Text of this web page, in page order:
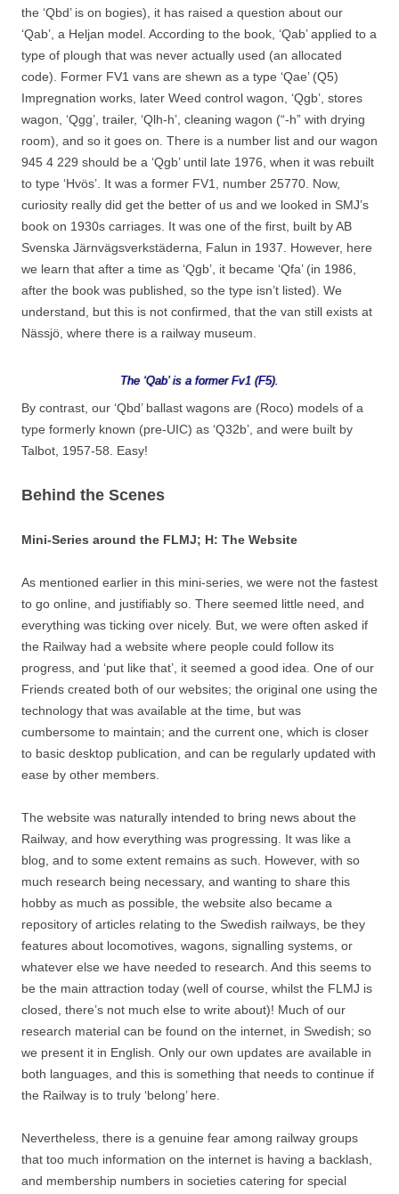
the ‘Qbd’ is on bogies), it has raised a question about our
‘Qab’, a Heljan model. According to the book, ‘Qab’ applied to a
type of plough that was never actually used (an allocated
code). Former FV1 vans are shewn as a type ‘Qae’ (Q5)
Impregnation works, later Weed control wagon, ‘Qgb’, stores
wagon, ‘Qgg’, trailer, ‘Qlh-h’, cleaning wagon (“-h” with drying
room), and so it goes on. There is a number list and our wagon
945 4 229 should be a ‘Qgb’ until late 1976, when it was rebuilt
to type ‘Hvös’. It was a former FV1, number 25770. Now,
curiosity really did get the better of us and we looked in SMJ’s
book on 1930s carriages. It was one of the first, built by AB
Svenska Järnvägsverkstäderna, Falun in 1937. However, here
we learn that after a time as ‘Qgb’, it became ‘Qfa’ (in 1986,
after the book was published, so the type isn’t listed). We
understand, but this is not confirmed, that the van still exists at
Nässjö, where there is a railway museum.
The ‘Qab’ is a former Fv1 (F5).
By contrast, our ‘Qbd’ ballast wagons are (Roco) models of a
type formerly known (pre-UIC) as ‘Q32b’, and were built by
Talbot, 1957-58. Easy!
Behind the Scenes
Mini-Series around the FLMJ; H: The Website
As mentioned earlier in this mini-series, we were not the fastest
to go online, and justifiably so. There seemed little need, and
everything was ticking over nicely. But, we were often asked if
the Railway had a website where people could follow its
progress, and ‘put like that’, it seemed a good idea. One of our
Friends created both of our websites; the original one using the
technology that was available at the time, but was
cumbersome to maintain; and the current one, which is closer
to basic desktop publication, and can be regularly updated with
ease by other members.
The website was naturally intended to bring news about the
Railway, and how everything was progressing. It was like a
blog, and to some extent remains as such. However, with so
much research being necessary, and wanting to share this
hobby as much as possible, the website also became a
repository of articles relating to the Swedish railways, be they
features about locomotives, wagons, signalling systems, or
whatever else we have needed to research. And this seems to
be the main attraction today (well of course, whilst the FLMJ is
closed, there’s not much else to write about)! Much of our
research material can be found on the internet, in Swedish; so
we present it in English. Only our own updates are available in
both languages, and this is something that needs to continue if
the Railway is to truly ‘belong’ here.
Nevertheless, there is a genuine fear among railway groups
that too much information on the internet is having a backlash,
and membership numbers in societies catering for special